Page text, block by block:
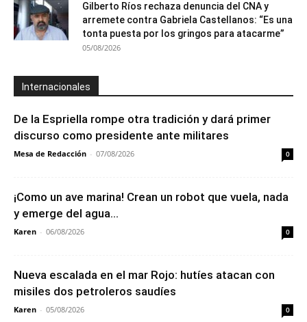
Gilberto Ríos rechaza denuncia del CNA y
arremete contra Gabriela Castellanos: “Es una
tonta puesta por los gringos para atacarme”
05/08/2026
Internacionales
De la Espriella rompe otra tradición y dará primer
discurso como presidente ante militares
Mesa de Redacción - 07/08/2026 0
¡Como un ave marina! Crean un robot que vuela, nada
y emerge del agua...
Karen - 06/08/2026 0
Nueva escalada en el mar Rojo: hutíes atacan con
misiles dos petroleros saudíes
Karen - 05/08/2026 0